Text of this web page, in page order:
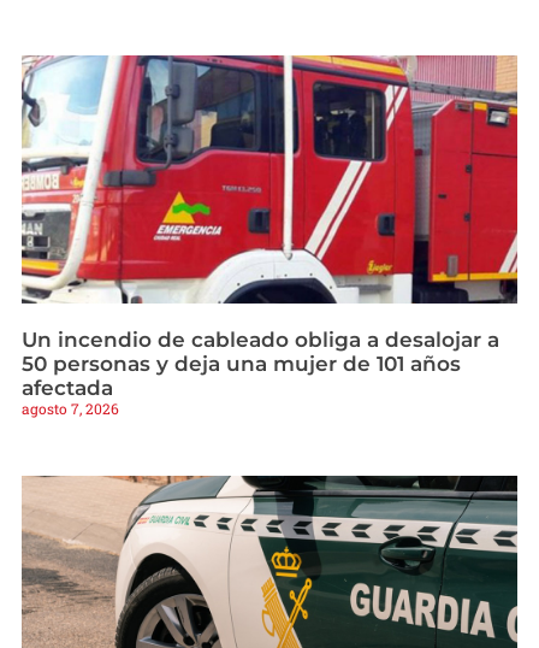
Un incendio de cableado obliga a desalojar a
50 personas y deja una mujer de 101 años
afectada
agosto 7, 2026